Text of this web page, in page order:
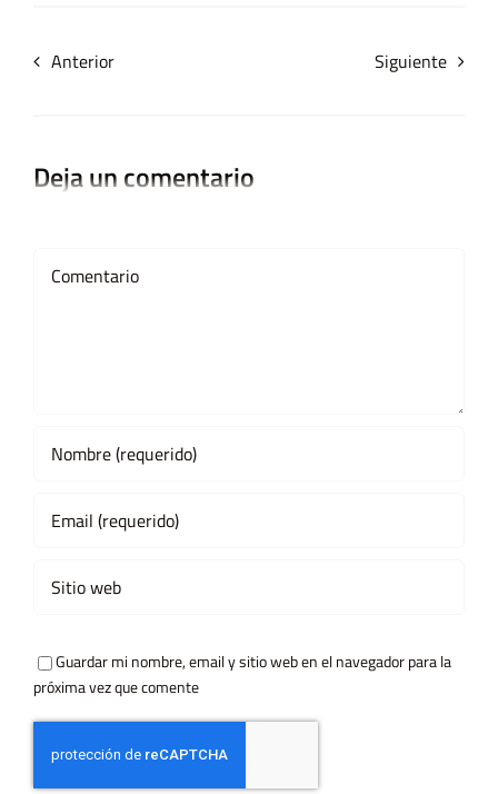
Anterior Siguiente
Deja un comentario
Guardar mi nombre, email y sitio web en el navegador para la
próxima vez que comente